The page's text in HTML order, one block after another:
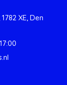
XE, Den